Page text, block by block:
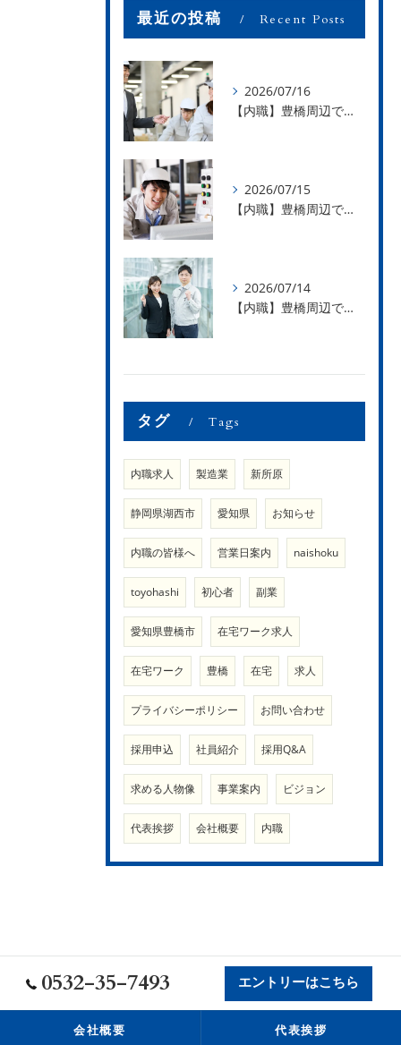
最近の投稿 Recent Posts
2026/07/16
【内職】豊橋周辺で内職のお仕事を探している方募集中！【お仕事の内容】
2026/07/15
【内職】豊橋周辺で内職のお仕事を探している方募集中！【急な学級閉鎖も安心】
2026/07/14
【内職】豊橋周辺で内職のお仕事を探している方募集中！【内職さまのお声②】
タグ Tags
内職求人 製造業 新所原
静岡県湖西市 愛知県 お知らせ
内職の皆様へ 営業日案内 naishoku
toyohashi 初心者 副業
愛知県豊橋市 在宅ワーク求人
在宅ワーク 豊橋 在宅 求人
プライバシーポリシー お問い合わせ
採用申込 社員紹介 採用Q&A
求める人物像 事業案内 ビジョン
代表挨拶 会社概要 内職
0532-35-7493 エントリーはこちら
会社概要 代表挨拶